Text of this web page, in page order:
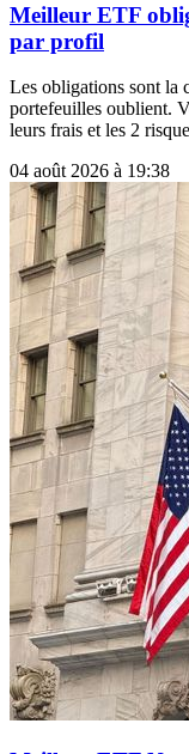
Meilleur ETF
par profil
Les obligations sont la
portefeuilles oublient.
leurs frais et les 2
04 août 2026 à 19:38